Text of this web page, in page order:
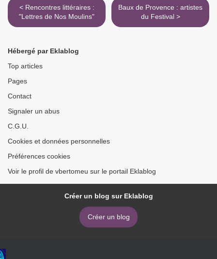
< Rencontres littéraires :
"Lettres de Nos Moulins"
Baux de Provence : artistes
du Festival >
Hébergé par Eklablog
Top articles
Pages
Contact
Signaler un abus
C.G.U.
Cookies et données personnelles
Préférences cookies
Voir le profil de vbertomeu sur le portail Eklablog
Créer un blog sur Eklablog
Créer un blog